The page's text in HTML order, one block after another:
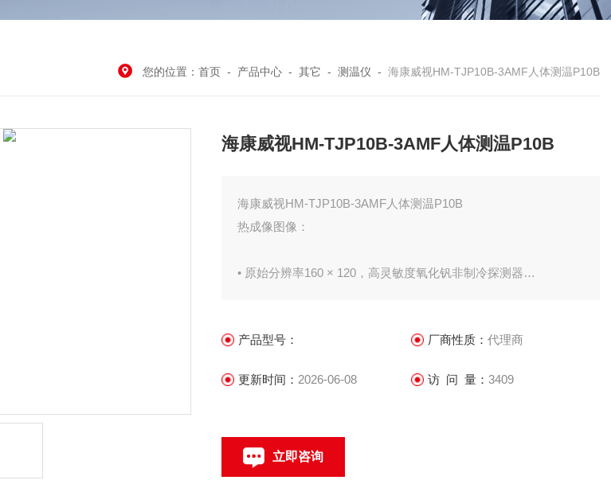
您的位置： 首页 - 产品中心 - 其它 - 测温仪 - 海康威视HM-TJP10B-3AMF人体测温P10B
海康威视HM-TJP10B-3AMF人体测温P10B
海康威视HM-TJP10B-3AMF人体测温P10B
热成像图像：
• 原始分辨率160 × 120，高灵敏度氧化钒非制冷探测器
• 测温功能：
产品型号： 厂商性质： 代理商
更新时间： 2026-06-08 访 问 量： 3409
立即咨询